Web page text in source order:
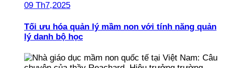
09 Th7,2025
Tối ưu hóa quản lý mầm non với tính năng quản
lý danh bộ học